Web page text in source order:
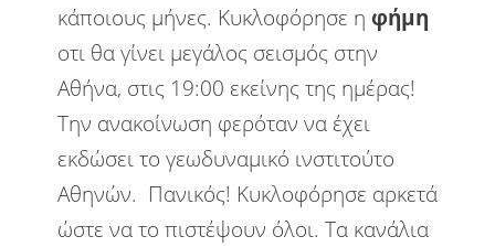
κάποιους μήνες. Κυκλοφόρησε η φήμη
οτι θα γίνει μεγάλος σεισμός στην
Αθήνα, στις 19:00 εκείνης της ημέρας!
Την ανακοίνωση φερόταν να έχει
εκδώσει το γεωδυναμικό ινστιτούτο
Αθηνών. Πανικός! Κυκλοφόρησε αρκετά
ώστε να το πιστέψουν όλοι. Τα κανάλια